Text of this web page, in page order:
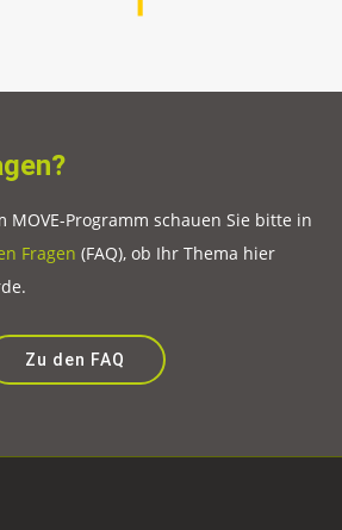
MOVE-Programm schauen Sie bitte in
Fragen (FAQ), ob Ihr Thema hier
Zu den FAQ